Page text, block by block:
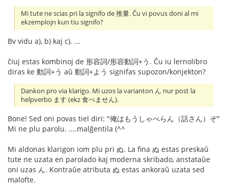
Mi tute ne scias pri la signifo de 推量. Ĉu vi povus doni al mi
ekzemplojn kun tiu signifo?
Bv vidu a), b) kaj c). ...
ĉiuj estas kombinoj de 形容詞/形容動詞+う. Ĉu iu lernolibro
diras ke 動詞+う aŭ 動詞+よう signifas supozon/konjekton?
Dankon pro via klarigo. Mi uzos la varianton ん nur post la
helpverbo ます (ekz 食べません).
Bone! Sed oni povas tiel diri: "俺はもうしゃべらん（話さん）ぞ"
Mi ne plu parolu. ....malĝentila (^^
Mi aldonas klarigon iom plu pri ぬ. La fina ぬ estas preskaŭ
tute ne uzata en parolado kaj moderna skribado, anstataŭe
oni uzas ん. Kontraŭe atributa ぬ estas ankoraŭ uzata sed
malofte.